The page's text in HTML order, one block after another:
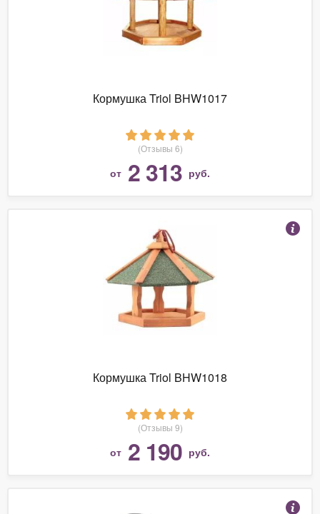
Кормушка Triol BHW1017
(Отзывы 6)
от 2 313 руб.
Кормушка Triol BHW1018
(Отзывы 9)
от 2 190 руб.